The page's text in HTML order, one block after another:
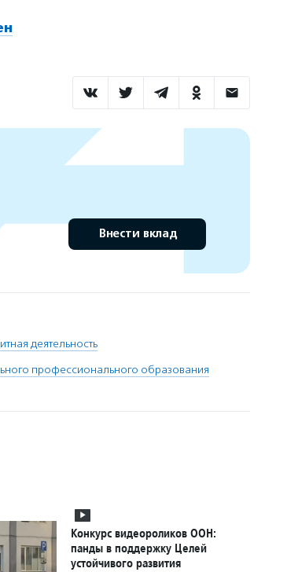
Внести вклад
деятельность
профессионального образования
Конкурс видеороликов ООН:
панды в поддержку Целей
устойчивого развития